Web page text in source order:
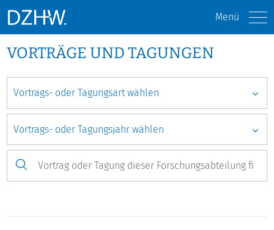
Menü
VORTRÄGE UND TAGUNGEN